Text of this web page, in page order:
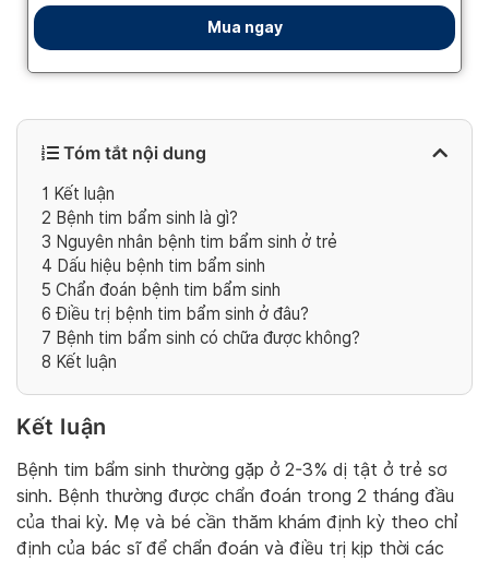
Tóm tắt nội dung
1 Kết luận
2 Bệnh tim bẩm sinh là gì?
3 Nguyên nhân bệnh tim bẩm sinh ở trẻ
4 Dấu hiệu bệnh tim bẩm sinh
5 Chẩn đoán bệnh tim bẩm sinh
6 Điều trị bệnh tim bẩm sinh ở đâu?
7 Bệnh tim bẩm sinh có chữa được không?
8 Kết luận
Kết luận
Bệnh tim bẩm sinh thường gặp ở 2-3% dị tật ở trẻ sơ
sinh. Bệnh thường được chẩn đoán trong 2 tháng đầu
của thai kỳ. Mẹ và bé cần thăm khám định kỳ theo chỉ
định của bác sĩ để chẩn đoán và điều trị kịp thời các